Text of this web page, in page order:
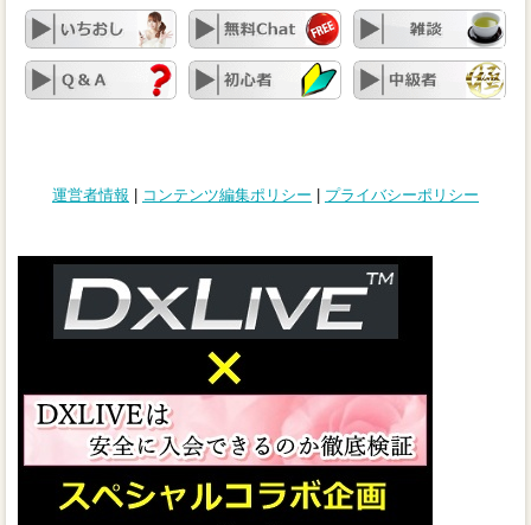
運営者情報 コンテンツ編集ポリシー プライバシーポリシー